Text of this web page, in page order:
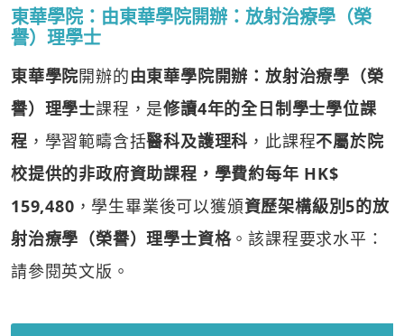
東華學院：由東華學院開辦：放射治療學（榮
譽）理學士
東華學院開辦的由東華學院開辦：放射治療學（榮
譽）理學士課程，是修讀4年的全日制學士學位課
程 ，學習範疇含括醫科及護理科 ，此課程不屬於院
校提供的非政府資助課程，學費約每年 HK$
159,480 ，學生畢業後可以獲頒資歷架構級別5的放
射治療學（榮譽）理學士資格。該課程要求水平：
請參閱英文版。